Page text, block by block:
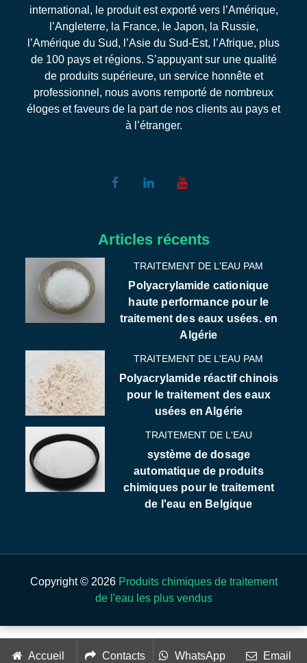
international, le produit est exporté vers l’Amérique,
l’Angleterre, la France, le Japon, la Russie,
l’Amérique du Sud, l’Asie du Sud-Est, l’Afrique, plus
de 100 pays et régions. S’appuyant sur une qualité
de produits supérieure, un service honnête et
professionnel, nous avons remporté de nombreux
éloges et faveurs de la part de nos clients au pays et
à l’étranger.
Articles récents
TRAITEMENT DE L'EAU PAM
Polyacrylamide cationique
haute performance pour le
traitement des eaux usées. en
Algérie
TRAITEMENT DE L'EAU PAM
Polyacrylamide réactif chinois
pour le traitement des eaux
usées en Algérie
TRAITEMENT DE L'EAU
système de dosage
automatique de produits
chimiques pour le traitement
de l'eau en Belgique
Copyright © 2026 Produits chimiques de traitement
de l'eau les plus vendus
Accueil Contacts WhatsApp Email